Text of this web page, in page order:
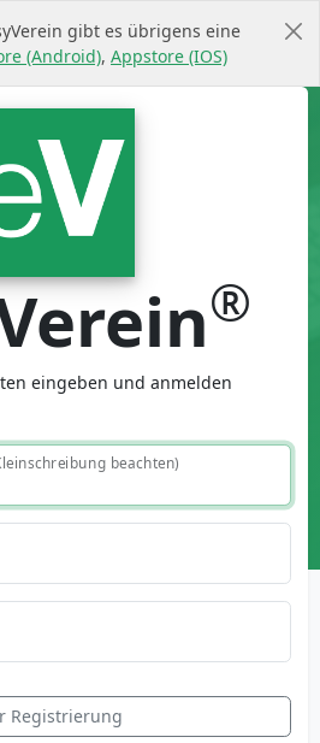
gibt es übrigens eine
(Android), Appstore (IOS)
®
eingeben und anmelden
beachten)
Registrierung